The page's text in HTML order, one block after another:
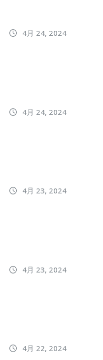
4月 24, 2024
4月 24, 2024
4月 23, 2024
4月 23, 2024
4月 22, 2024